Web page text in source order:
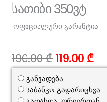
სათიბი 350ვტ
ოფიციალური გარანტია
190.00₾ Original
price
was:
190.00 ₾.
119.00 ₾
განვადება
საბანკო გადარიცხვა